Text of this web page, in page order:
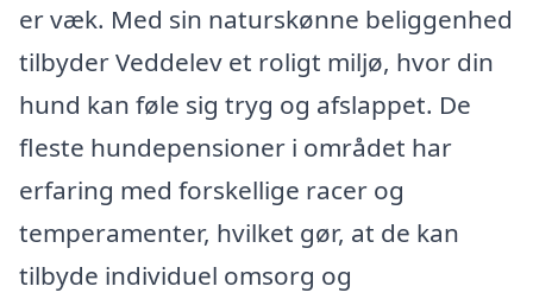
er væk. Med sin naturskønne beliggenhed
tilbyder Veddelev et roligt miljø, hvor din
hund kan føle sig tryg og afslappet. De
fleste hundepensioner i området har
erfaring med forskellige racer og
temperamenter, hvilket gør, at de kan
tilbyde individuel omsorg og